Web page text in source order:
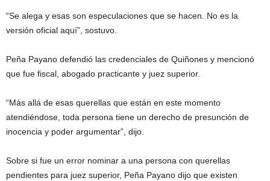
“Se alega y esas son especulaciones que se hacen. No es la
versión oficial aquí”, sostuvo.
Peña Payano defendió las credenciales de Quiñones y mencionó
que fue fiscal, abogado practicante y juez superior.
“Más allá de esas querellas que están en este momento
atendiéndose, toda persona tiene un derecho de presunción de
inocencia y poder argumentar”, dijo.
Sobre si fue un error nominar a una persona con querellas
pendientes para juez superior, Peña Payano dijo que existen